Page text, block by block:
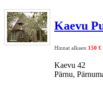
Kaevu
Hinnat alkaen 150 €
Kaevu 42
Pärnu,